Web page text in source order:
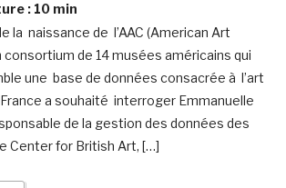
: 10 min
la naissance de l’AAC (American Art
de 14 musées américains qui
une base de données consacrée à l’art
a souhaité interroger Emmanuelle
de la gestion des données des
Center for British Art, […]